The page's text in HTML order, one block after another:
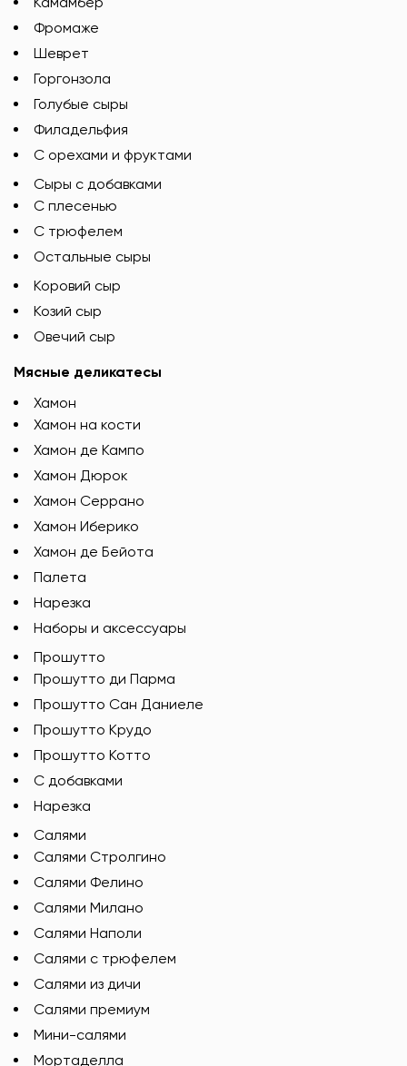
Фромаже
Шеврет
Горгонзола
Голубые сыры
Филадельфия
С орехами и фруктами
Сыры с добавками
C плесенью
С трюфелем
Остальные сыры
Коровий сыр
Козий сыр
Овечий сыр
Мясные деликатесы
Хамон
Хамон на кости
Хамон де Кампо
Хамон Дюрок
Хамон Серрано
Хамон Иберико
Хамон де Бейота
Палета
Нарезка
Наборы и аксессуары
Прошутто
Прошутто ди Парма
Прошутто Сан Даниеле
Прошутто Крудо
Прошутто Котто
С добавками
Нарезка
Салями
Салями Стролгино
Салями Фелино
Салями Милано
Салями Наполи
Салями с трюфелем
Салями из дичи
Салями премиум
Мини-салями
Мортаделла